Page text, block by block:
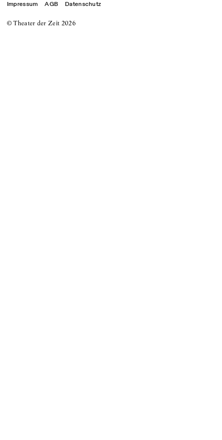
© Theater der Zeit 2026
Impressum AGB Datenschutz